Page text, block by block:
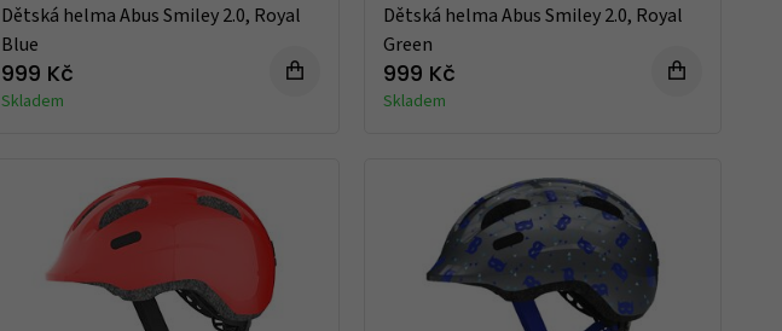
Dětská helma Abus Smiley 2.0, Royal
Blue
999 Kč
Skladem
Dětská helma Abus Smiley 2.0, Royal
Green
999 Kč
Skladem